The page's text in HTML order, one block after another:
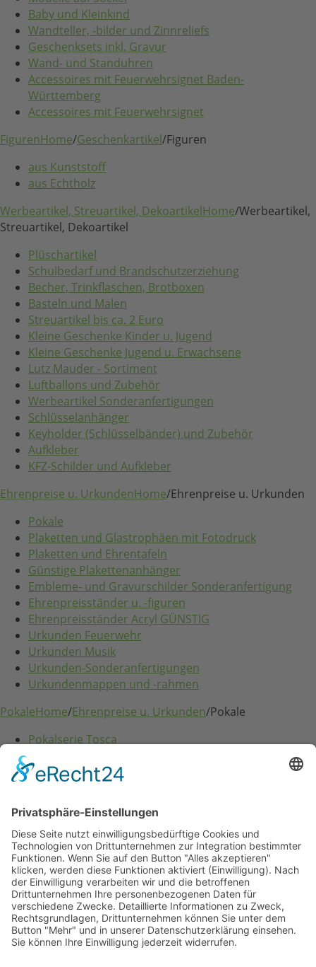
Baby und Kleinkind
Wandteller, -bilder und Zinnreliefs
Geschenksets inkl. Gravur
Wand- und Standuhren
Accessoires mit Feuerwehrsignet Baden-
Württemberg
Accessoires mit Feuerwehrsignet
FigurenHome/Geschenkartikel/Figuren
aus Kunststoff
aus Echtholz
Werbeartikel, Streuartikel, DekoartikelHome/Werbeartikel,
Streuartikel, Dekoartikel
Plüschartikel
Schulbedarf und Brandschutzerziehung
Becher, Trinkflaschen, Brotboxen
Basteln und Malen
Streuartikel bis ca. 2 Euro
Kleine Geschenke Kinder u. Jugend
Kleine Geschenke Jugend u. Erwachsene
Lutz Mauder - Sortiment
Luftballons und Zubehör
Werbeartikel Sonderanfertigungen
Schlüsselanhänger
Keyholder (Schlüsselbänder) und Zubehör
Aufkleber
KFZ-Schilder und Aufkleber
Ehrenpreise u. UrkundenHome/Ehrenpreise u. Urkunden
Pokale
Plaketten und Glastrophäen mit Fotodruck
Plaketten und Ehrentafeln
Günstige Plakettenanhänger
Embleme- und Gravurschilder Sonderanfertigung
Ehrenpreisständer u. -figuren
Ehrenpreisständer Acryl GÜNSTIG
Urkunden Feuerwehr
Urkunden Musik
Urkunden-Sonderanfertigungen
Urkundenmappen und -rahmen
PokaleHome/Ehrenpreise u. Urkunden/Pokale
Pokalserie Tosca
FestartikelHome/Festartikel
Glückwunschkarten und Geschenkpapier
Eintritts- u. Festabzeichen
Dekorationen
Organisationsmaterial
Wachsfackeln, Stempel
KundenkontoKundenkonto
E-Mail / Benutzername: